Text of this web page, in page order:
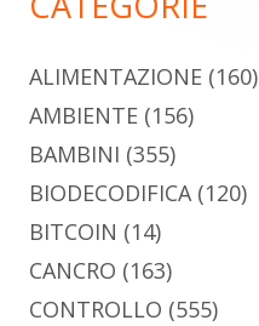
ALIMENTAZIONE (160)
AMBIENTE (156)
BAMBINI (355)
BIODECODIFICA(120)
BITCOIN (14)
CANCRO (163)
CONTROLLO (555)